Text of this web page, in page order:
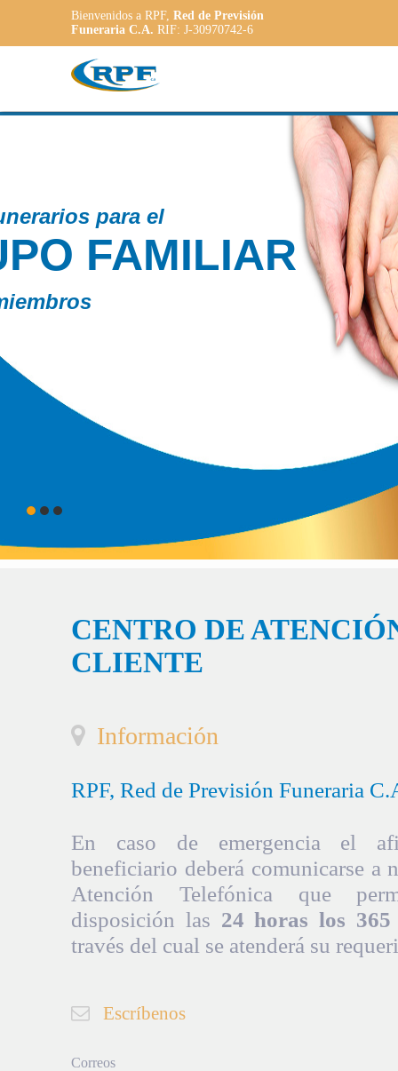
Bienvenidos a RPF, Red de Previsión
Funeraria C.A. RIF: J-30970742-6
Contamos con
a las
CENTRO DE
CLIENTE
Información
RPF, Red de Previsión Funeraria
En caso de emergencia el
beneficiario deberá comunicarse a
Atención Telefónica que
disposición las 24 horas los
través del cual se atenderá su
Escríbenos
Correos